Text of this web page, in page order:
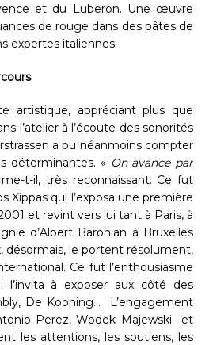
et du Luberon. Une œuvre
de rouge dans des pâtes de
expertes italiennes.
artistique, appréciant plus que
l’atelier à l’écoute des sonorités
a pu néanmoins compter
déterminantes. « On avance par
t-il, très reconnaissant. Ce fut
Xippas qui l’exposa une première
et revint vers lui tant à Paris, à
d’Albert Baronian à Bruxelles
désormais, le portent résolument,
Ce fut l’enthousiasme
l’invita à exposer aux côté des
De Kooning… L’engagement
Perez, Wodek Majewski et
les attentions, les soutiens, les